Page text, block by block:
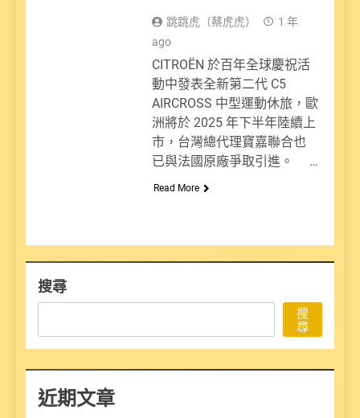
跳跳虎（蔡虎虎）
1 年
ago
CITROËN 於百年全球慶祝活
動中發表全新第二代 C5
AIRCROSS 中型運動休旅，歐
洲將於 2025 年下半年陸續上
市，台灣總代理寶嘉聯合也
已與法國原廠爭取引進。 …
Read More
搜尋
搜
尋
近期文章